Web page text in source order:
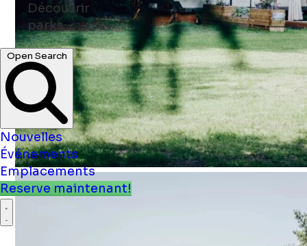
Découvrir
museums ...
Open Search
Nouvelles
Événements
Emplacements
Reserve maintenant!